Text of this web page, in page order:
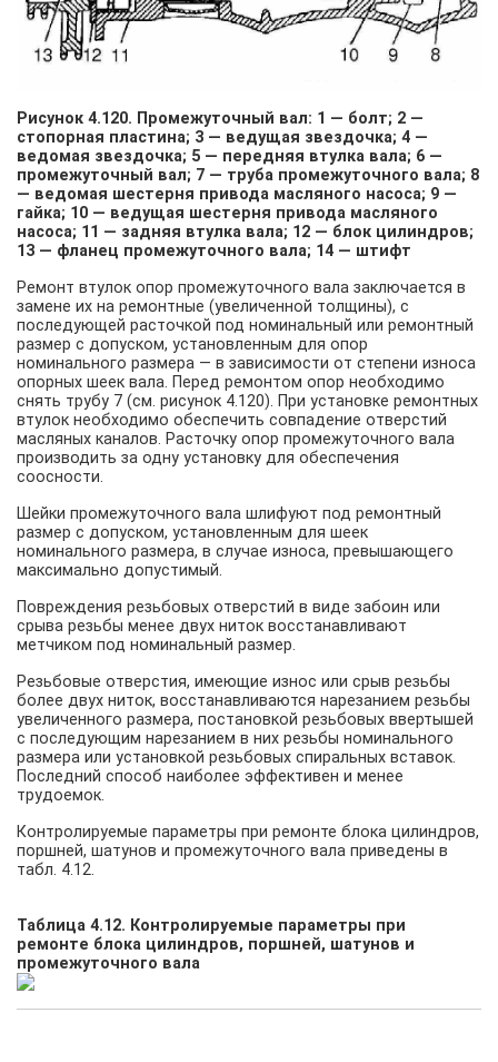
Рисунок 4.120. Промежуточный вал: 1 — болт; 2 —
стопорная пластина; 3 — ведущая звездочка; 4 —
ведомая звездочка; 5 — передняя втулка вала; 6 —
промежуточный вал; 7 — труба промежуточного вала; 8
— ведомая шестерня привода масляного насоса; 9 —
гайка; 10 — ведущая шестерня привода масляного
насоса; 11 — задняя втулка вала; 12 — блок цилиндров;
13 — фланец промежуточного вала; 14 — штифт
Ремонт втулок опop промежуточного вала заключается в
замене их на ремонтные (увеличенной толщины), с
последующей расточкой под номинальный или ремонтный
размер с допуском, установленным для опор
номинального размера — в зависимости от степени износа
опорных шеек вала. Перед ремонтом опор необходимо
снять трубу 7 (см. рисунок 4.120). При установке ремонтных
втулок необходимо обеспечить совпадение отверстий
масляных каналов. Расточку опор промежуточного вала
производить за одну установку для обеспечения
соосности.
Шейки промежуточного вала шлифуют под ремонтный
размер с допуском, установленным для шеек
номинального размера, в случае износа, превышающего
максимально допустимый.
Повреждения резьбовых отверстий в виде забоин или
срыва резьбы менее двух ниток восстанавливают
метчиком под номинальный размер.
Резьбовые отверстия, имеющие износ или срыв резьбы
более двух ниток, восстанавливаются нарезанием резьбы
увеличенного размера, постановкой резьбовых ввертышей
с последующим нарезанием в них резьбы номинального
размера или установкой резьбовых спиральных вставок.
Последний способ наиболее эффективен и менее
трудоемок.
Контролируемые параметры при ремонте блока цилиндров,
поршней, шатунов и промежуточного вала приведены в
табл. 4.12.
Таблица 4.12. Контролируемые параметры при
ремонте блока цилиндров, поршней, шатунов и
промежуточного вала